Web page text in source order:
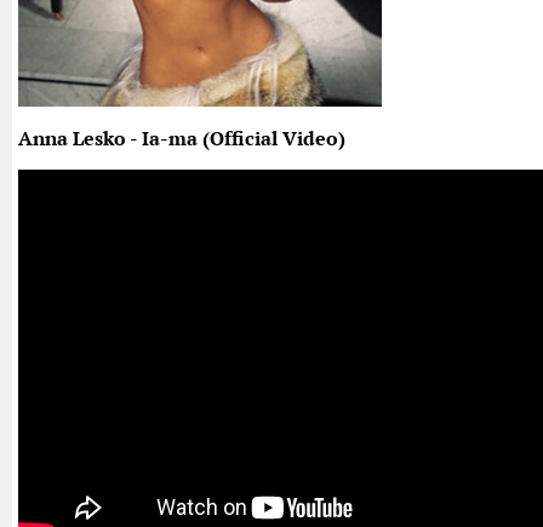
Anna Lesko - Ia-ma (Official Video)